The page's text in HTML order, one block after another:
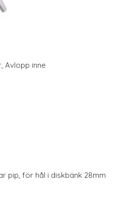
, Avlopp inne
pip, för hål i diskbänk 28mm